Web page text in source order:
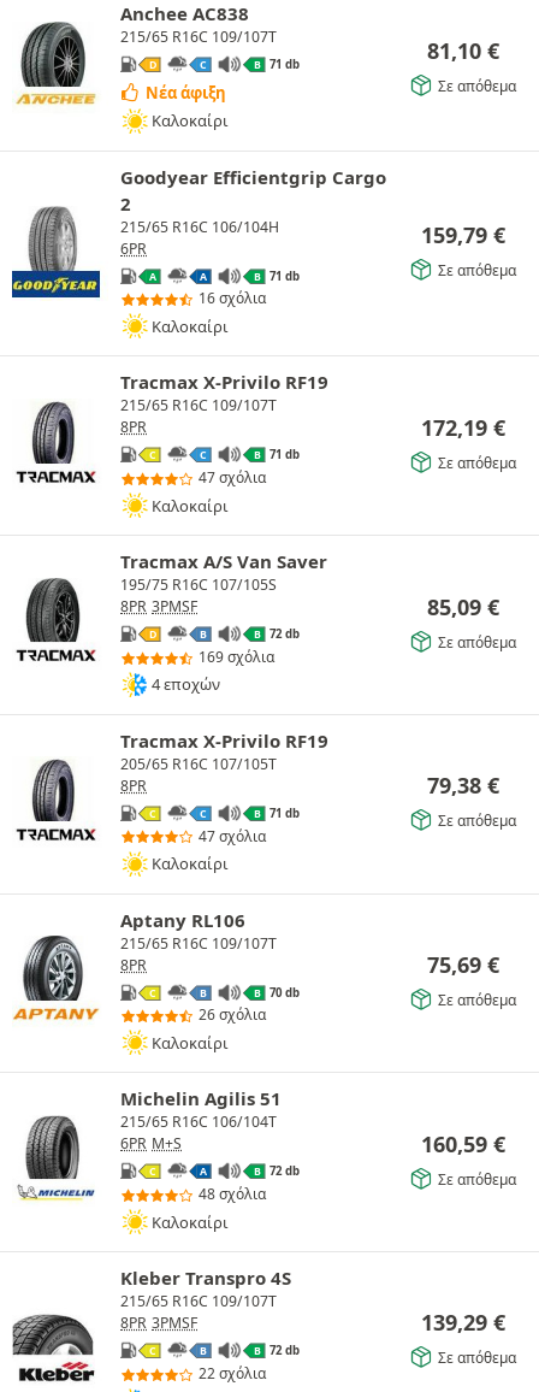
Anchee AC838
215/65 R16C 109/107T
D C B 71 db
Νέα άφιξη
Καλοκαίρι
81,10 €
Σε απόθεμα
Goodyear Efficientgrip Cargo
2
215/65 R16C 106/104H
6PR
A A B 71 db
16 σχόλια
Καλοκαίρι
159,79 €
Σε απόθεμα
Tracmax X-Privilo RF19
215/65 R16C 109/107T
8PR
C C B 71 db
47 σχόλια
Καλοκαίρι
172,19 €
Σε απόθεμα
Tracmax A/S Van Saver
195/75 R16C 107/105S
8PR 3PMSF
D B B 72 db
169 σχόλια
4 εποχών
85,09 €
Σε απόθεμα
Tracmax X-Privilo RF19
205/65 R16C 107/105T
8PR
C C B 71 db
47 σχόλια
Καλοκαίρι
79,38 €
Σε απόθεμα
Aptany RL106
215/65 R16C 109/107T
8PR
C B B 70 db
26 σχόλια
Καλοκαίρι
75,69 €
Σε απόθεμα
Michelin Agilis 51
215/65 R16C 106/104T
6PR M+S
C A B 72 db
48 σχόλια
Καλοκαίρι
160,59 €
Σε απόθεμα
Kleber Transpro 4S
215/65 R16C 109/107T
8PR 3PMSF
C B B 72 db
22 σχόλια
139,29 €
Σε απόθεμα